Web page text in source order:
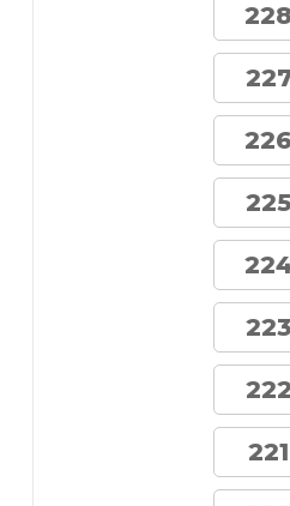
228
226
225
223
222
221